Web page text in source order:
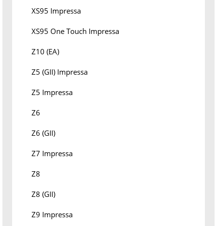
XS95 Impressa
XS95 One Touch Impressa
Z10 (EA)
Z5 (GII) Impressa
Z5 Impressa
Z6
Z6 (GII)
Z7 Impressa
Z8
Z8 (GII)
Z9 Impressa